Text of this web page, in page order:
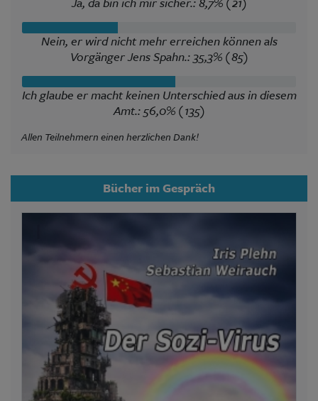
Nein, er wird nicht mehr erreichen können als
Vorgänger Jens Spahn.: 35,3% (85)
Ich glaube er macht keinen Unterschied aus in diesem
Amt.: 56,0% (135)
Allen Teilnehmern einen herzlichen Dank!
Bücher im Gespräch